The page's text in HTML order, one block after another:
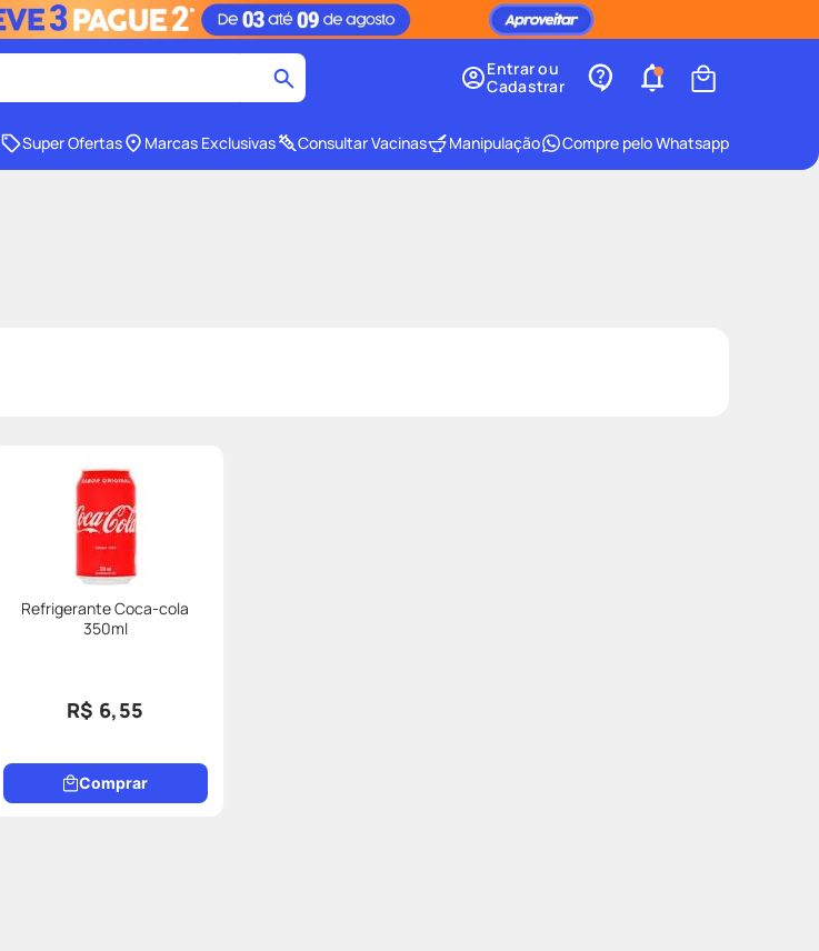
Entrar ou
Cadastrar
Super Ofertas Marcas Exclusivas Consultar Vacinas Manipulação Compre pelo Whatsapp
Refrigerante Coca-cola
350ml
R$ 6,55
Comprar